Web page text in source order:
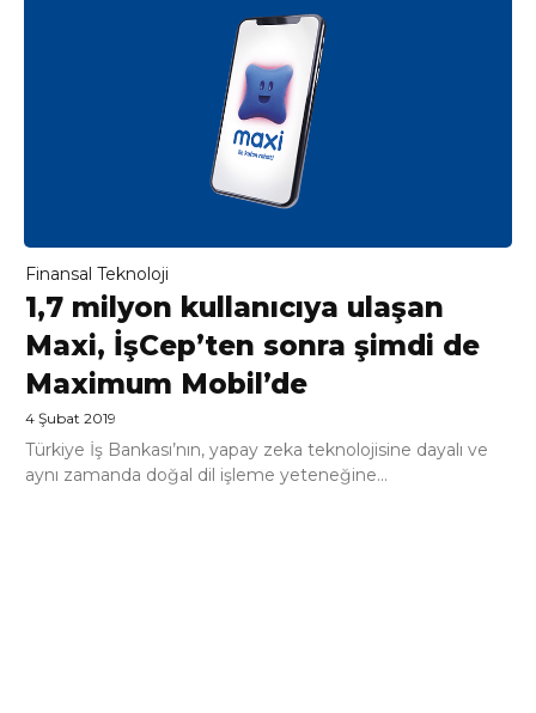
Finansal Teknoloji
1,7 milyon kullanıcıya ulaşan
Maxi, İşCep’ten sonra şimdi de
Maximum Mobil’de
4 Şubat 2019
Türkiye İş Bankası’nın, yapay zeka teknolojisine dayalı ve
aynı zamanda doğal dil işleme yeteneğine...